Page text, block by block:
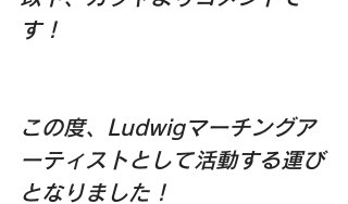
す！
この度、Ludwigマーチングア
ーティストとして活動する運び
となりました！